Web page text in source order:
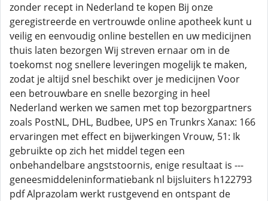
zonder recept in Nederland te kopen Bij onze
geregistreerde en vertrouwde online apotheek kunt u
veilig en eenvoudig online bestellen en uw medicijnen
thuis laten bezorgen Wij streven ernaar om in de
toekomst nog snellere leveringen mogelijk te maken,
zodat je altijd snel beschikt over je medicijnen Voor
een betrouwbare en snelle bezorging in heel
Nederland werken we samen met top bezorgpartners
zoals PostNL, DHL, Budbee, UPS en Trunkrs Xanax: 166
ervaringen met effect en bijwerkingen Vrouw, 51: Ik
gebruikte op zich het middel tegen een
onbehandelbare angststoornis, enige resultaat is ---
geneesmiddeleninformatiebank nl bijsluiters h122793
pdf Alprazolam werkt rustgevend en ontspant de